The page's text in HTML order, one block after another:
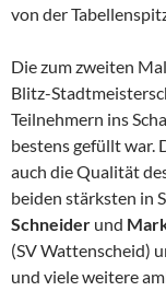
von der
Die zum zweiten
Blitz-
Teilnehmern ins
bestens gefüllt war.
auch die Qualität
beiden stärksten in
Schneider und
(SV Wattenscheid)
und viele weitere